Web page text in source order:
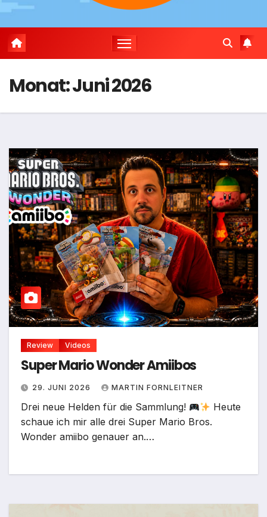
Monat:Juni 2026
Review Videos
Super Mario Wonder Amiibos
29. JUNI 2026 MARTIN FORNLEITNER
Drei neue Helden für die Sammlung!
Heute
schaue ich mir alle drei Super Mario Bros.
Wonder amiibo genauer an.…